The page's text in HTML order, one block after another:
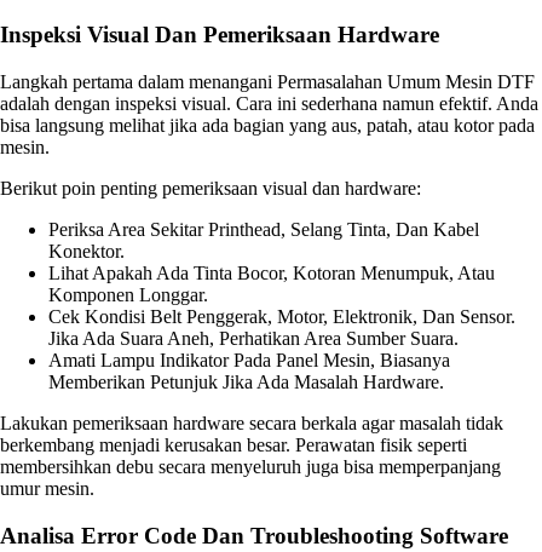
Inspeksi Visual Dan Pemeriksaan Hardware
Langkah pertama dalam menangani Permasalahan Umum Mesin DTF
adalah dengan inspeksi visual. Cara ini sederhana namun efektif. Anda
bisa langsung melihat jika ada bagian yang aus, patah, atau kotor pada
mesin.
Berikut poin penting pemeriksaan visual dan hardware:
Periksa Area Sekitar Printhead, Selang Tinta, Dan Kabel
Konektor.
Lihat Apakah Ada Tinta Bocor, Kotoran Menumpuk, Atau
Komponen Longgar.
Cek Kondisi Belt Penggerak, Motor, Elektronik, Dan Sensor.
Jika Ada Suara Aneh, Perhatikan Area Sumber Suara.
Amati Lampu Indikator Pada Panel Mesin, Biasanya
Memberikan Petunjuk Jika Ada Masalah Hardware.
Lakukan pemeriksaan hardware secara berkala agar masalah tidak
berkembang menjadi kerusakan besar. Perawatan fisik seperti
membersihkan debu secara menyeluruh juga bisa memperpanjang
umur mesin.
Analisa Error Code Dan Troubleshooting Software